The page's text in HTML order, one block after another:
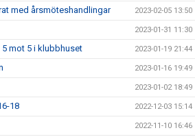
med årsmöteshandlingar 2023-02-05 13:50
2023-01-31 11:30
mot 5 i klubbhuset 2023-01-19 21:44
2023-01-16 19:49
2023-01-02 18:49
18 2022-12-03 15:14
2022-11-10 16:46